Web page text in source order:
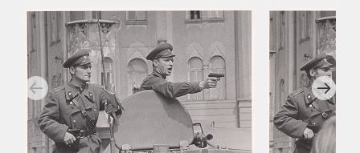
storočie v slovenskom výtvarnom umení (SNG, 2008)